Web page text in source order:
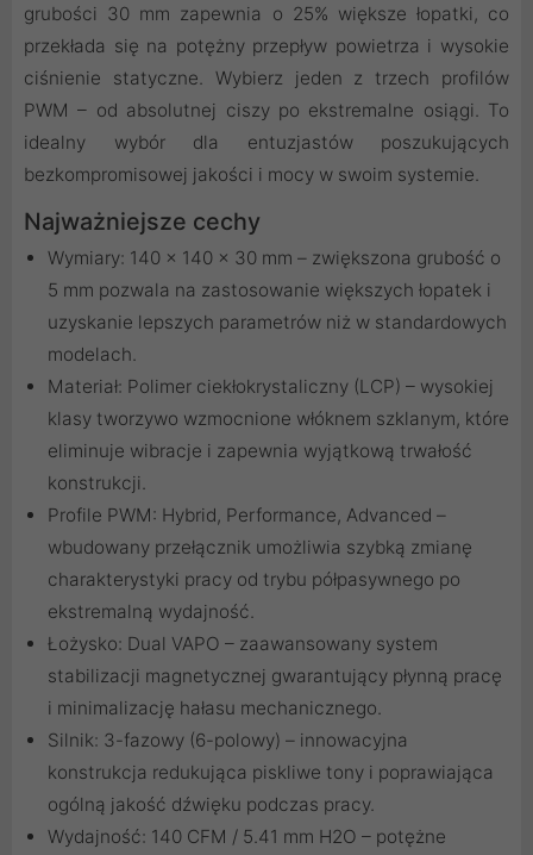
grubości 30 mm zapewnia o 25% większe łopatki, co
przekłada się na potężny przepływ powietrza i wysokie
ciśnienie statyczne. Wybierz jeden z trzech profilów
PWM – od absolutnej ciszy po ekstremalne osiągi. To
idealny wybór dla entuzjastów poszukujących
bezkompromisowej jakości i mocy w swoim systemie.
Najważniejsze cechy
Wymiary: 140 x 140 x 30 mm – zwiększona grubość o
5 mm pozwala na zastosowanie większych łopatek i
uzyskanie lepszych parametrów niż w standardowych
modelach.
Materiał: Polimer ciekłokrystaliczny (LCP) – wysokiej
klasy tworzywo wzmocnione włóknem szklanym, które
eliminuje wibracje i zapewnia wyjątkową trwałość
konstrukcji.
Profile PWM: Hybrid, Performance, Advanced –
wbudowany przełącznik umożliwia szybką zmianę
charakterystyki pracy od trybu półpasywnego po
ekstremalną wydajność.
Łożysko: Dual VAPO – zaawansowany system
stabilizacji magnetycznej gwarantujący płynną pracę
i minimalizację hałasu mechanicznego.
Silnik: 3-fazowy (6-polowy) – innowacyjna
konstrukcja redukująca piskliwe tony i poprawiająca
ogólną jakość dźwięku podczas pracy.
Wydajność: 140 CFM / 5.41 mm H2O – potężne